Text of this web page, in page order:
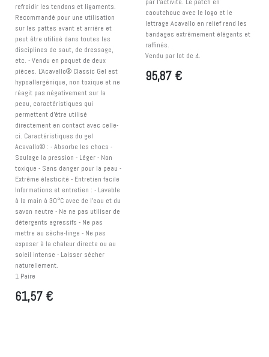
refroidir les tendons et ligaments.
Recommandé pour une utilisation
sur les pattes avant et arrière et
peut être utilisé dans toutes les
disciplines de saut, de dressage,
etc. - Vendu en paquet de deux
pièces. L'Acavallo® Classic Gel est
hypoallergénique, non toxique et ne
réagit pas négativement sur la
peau, caractéristiques qui
permettent d'être utilisé
directement en contact avec celle-
ci. Caractéristiques du gel
Acavallo® : - Absorbe les chocs -
Soulage la pression - Léger - Non
toxique - Sans danger pour la peau -
Extrême élasticité - Entretien facile
Informations et entretien : - Lavable
à la main à 30°C avec de l'eau et du
savon neutre - Ne ne pas utiliser de
détergents agressifs - Ne pas
mettre au sèche-linge - Ne pas
exposer à la chaleur directe ou au
soleil intense - Laisser sécher
naturellement.
1 Paire
61,57 €
caoutchouc avec le logo et le
lettrage Acavallo en relief rend les
bandages extrêmement élégants et
raffinés.
Vendu par lot de 4.
95,87€